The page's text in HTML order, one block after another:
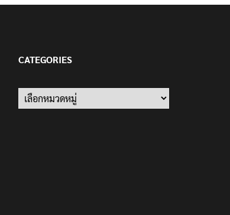
CATEGORIES
Categories